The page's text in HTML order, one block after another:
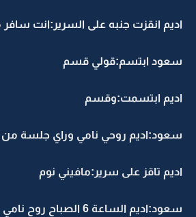
اديم انقزت جنبه على السرير:انت
سعود ابتسم:قولي قسم
اديم ابتسمت:وقسم
سعود:اديم روحي نامي وراي جلسة من
اديم تاقز على سرير:مافيني نوم
سعود:اديم الساعة 6 الصباح روح نامي